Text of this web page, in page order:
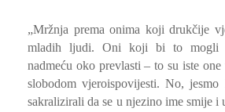
„Mržnja prema onima koji drukčije
mladih ljudi. Oni koji bi to mogli
nadmeću oko prevlasti – to su iste
slobodom vjeroispovijesti. No,
sakralizirali da se u njezino ime smije i